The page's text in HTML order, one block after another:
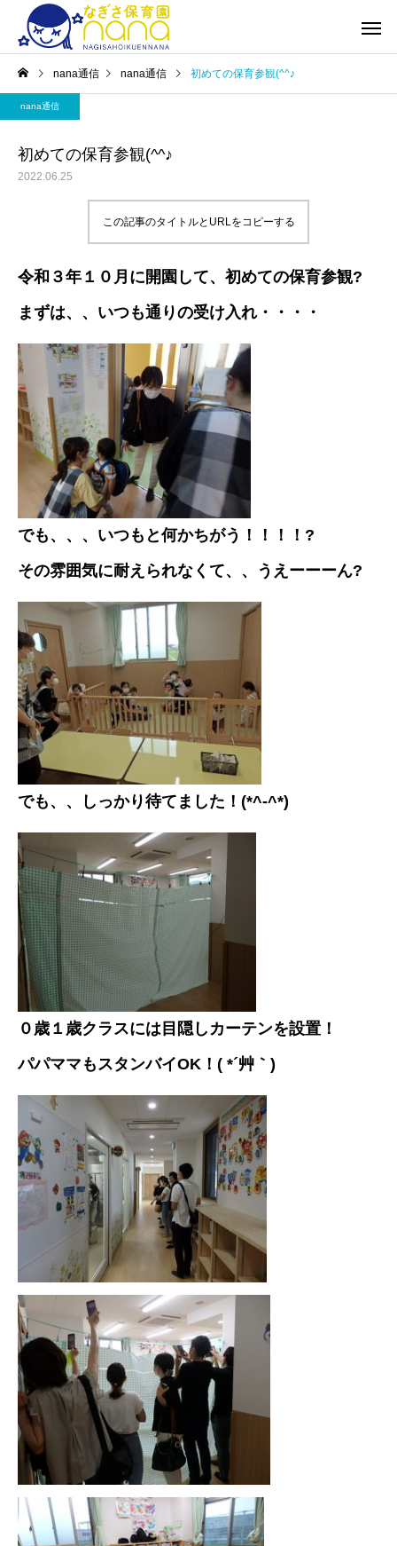
nana通信 nana通信 初めての保育参観(^^♪
nana通信
初めての保育参観(^^♪
2022.06.25
この記事のタイトルとURLをコピーする
令和３年１０月に開園して、初めての保育参観?
まずは、、いつも通りの受け入れ・・・・
でも、、、いつもと何かちがう！！！！?
その雰囲気に耐えられなくて、、うえーーーん?
でも、、しっかり待てました！(*^-^*)
０歳１歳クラスには目隠しカーテンを設置！
パパママもスタンバイOK！( *´艸｀)